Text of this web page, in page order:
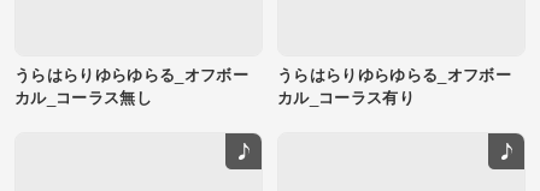
うらはらりゆらゆらる_オフボー
カル_コーラス無し
うらはらりゆらゆらる_オフボー
カル_コーラス有り